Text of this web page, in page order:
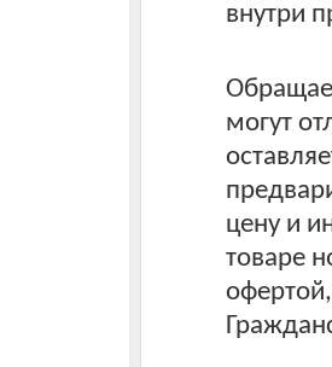
внутри
могут
цену и
товаре